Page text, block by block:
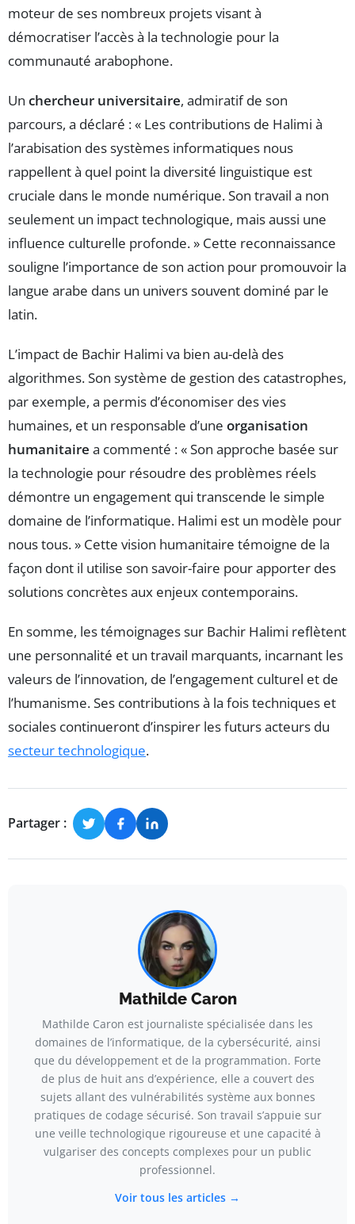
moteur de ses nombreux projets visant à
démocratiser l’accès à la technologie pour la
communauté arabophone.
Un chercheur universitaire, admiratif de son
parcours, a déclaré : « Les contributions de Halimi à
l’arabisation des systèmes informatiques nous
rappellent à quel point la diversité linguistique est
cruciale dans le monde numérique. Son travail a non
seulement un impact technologique, mais aussi une
influence culturelle profonde. » Cette reconnaissance
souligne l’importance de son action pour promouvoir la
langue arabe dans un univers souvent dominé par le
latin.
L’impact de Bachir Halimi va bien au-delà des
algorithmes. Son système de gestion des catastrophes,
par exemple, a permis d’économiser des vies
humaines, et un responsable d’une organisation
humanitaire a commenté : « Son approche basée sur
la technologie pour résoudre des problèmes réels
démontre un engagement qui transcende le simple
domaine de l’informatique. Halimi est un modèle pour
nous tous. » Cette vision humanitaire témoigne de la
façon dont il utilise son savoir-faire pour apporter des
solutions concrètes aux enjeux contemporains.
En somme, les témoignages sur Bachir Halimi reflètent
une personnalité et un travail marquants, incarnant les
valeurs de l’innovation, de l’engagement culturel et de
l’humanisme. Ses contributions à la fois techniques et
sociales continueront d’inspirer les futurs acteurs du
secteur technologique.
Partager :
Mathilde Caron
Mathilde Caron est journaliste spécialisée dans les
domaines de l’informatique, de la cybersécurité, ainsi
que du développement et de la programmation. Forte
de plus de huit ans d’expérience, elle a couvert des
sujets allant des vulnérabilités système aux bonnes
pratiques de codage sécurisé. Son travail s’appuie sur
une veille technologique rigoureuse et une capacité à
vulgariser des concepts complexes pour un public
professionnel.
Voir tous les articles →